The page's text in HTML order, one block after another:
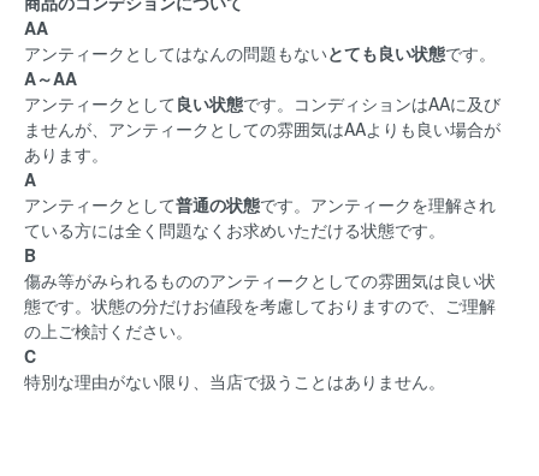
AA
アンティークとしてはなんの問題もないとても良い状態です。
A～AA
アンティークとして 良い状態です。コンディションはAAに及び
ませんが、アンティークとしての雰囲気はAAよりも良い場合が
あります。
A
アンティークとして普通の状態です。アンティークを理解され
ている方には全く問題なくお求めいただける状態です。
B
傷み等がみられるもののアンティークとしての雰囲気は良い状
態です。状態の分だけお値段を考慮しておりますので、ご理解
の上ご検討ください。
C
特別な理由がない限り、当店で扱うことはありません。